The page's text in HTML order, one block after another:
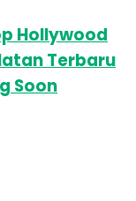
Hollywood
Terbaru
Soon